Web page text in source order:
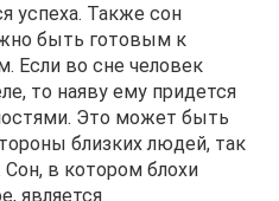
успеха. Также сон
быть готовым к
Если во сне человек
то наяву ему придется
Это может быть
близких людей, так
в котором блохи
является